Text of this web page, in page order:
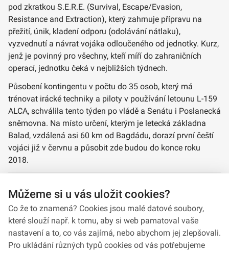
pod zkratkou S.E.R.E. (Survival, Escape/Evasion,
Resistance and Extraction), který zahrnuje přípravu na
přežití, únik, kladení odporu (odolávání nátlaku),
vyzvednutí a návrat vojáka odloučeného od jednotky. Kurz,
jenž je povinný pro všechny, kteří míří do zahraničních
operací, jednotku čeká v nejbližších týdnech.
Působení kontingentu v počtu do 35 osob, který má
trénovat irácké techniky a piloty v používání letounu L-159
ALCA, schválila tento týden po vládě a Senátu i Poslanecká
sněmovna. Na místo určení, kterým je letecká základna
Balad, vzdálená asi 60 km od Bagdádu, dorazí první čeští
vojáci již v červnu a působit zde budou do konce roku
2018.
Zdroj:
Můžeme si u vás uložit cookies?
Co že to znamená? Cookies jsou malé datové soubory,
které slouží např. k tomu, aby si web pamatoval vaše
nastavení a to, co vás zajímá, nebo abychom jej zlepšovali.
Pro ukládání různých typů cookies od vás potřebujeme